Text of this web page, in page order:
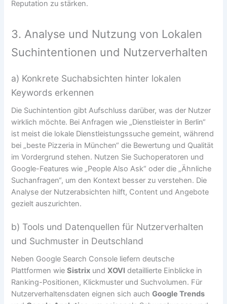
Reputation zu stärken.
3. Analyse und Nutzung von Lokalen
Suchintentionen und Nutzerverhalten
a) Konkrete Suchabsichten hinter lokalen
Keywords erkennen
Die Suchintention gibt Aufschluss darüber, was der Nutzer
wirklich möchte. Bei Anfragen wie „Dienstleister in Berlin“
ist meist die lokale Dienstleistungssuche gemeint, während
bei „beste Pizzeria in München“ die Bewertung und Qualität
im Vordergrund stehen. Nutzen Sie Suchoperatoren und
Google-Features wie „People Also Ask“ oder die „Ähnliche
Suchanfragen“, um den Kontext besser zu verstehen. Die
Analyse der Nutzerabsichten hilft, Content und Angebote
gezielt auszurichten.
b) Tools und Datenquellen für Nutzerverhalten
und Suchmuster in Deutschland
Neben Google Search Console liefern deutsche
Plattformen wieSistrix undXOVI detaillierte Einblicke in
Ranking-Positionen, Klickmuster und Suchvolumen. Für
Nutzerverhaltensdaten eignen sich auchGoogle Trends